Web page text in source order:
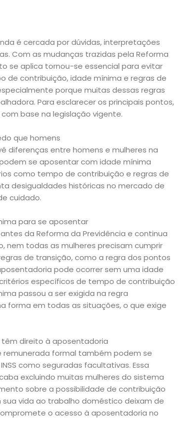
é cercada por dúvidas, interpretações
Com as mudanças trazidas pela Reforma
se aplica tornou-se essencial para evitar
de contribuição, idade mínima e regras de
porque muitas dessas regras
Para esclarecer os principais pontos,
base na legislação vigente.
que homens
diferenças entre homens e mulheres na
se aposentar com idade mínima
como tempo de contribuição e regras de
desigualdades históricas no mercado de
cuidado.
para se aposentar
da Reforma da Previdência e continua
nem todas as mulheres precisam cumprir
de transição, como a regra dos pontos
pode ocorrer sem uma idade
específicos de tempo de contribuição
passou a ser exigida na regra
forma em todas as situações, o que exige
têm direito à aposentadoria
remunerada formal também podem se
como seguradas facultativas. Essa
excluindo muitas mulheres do sistema
sobre a possibilidade de contribuição
vida ao trabalho doméstico deixam de
o acesso à aposentadoria no